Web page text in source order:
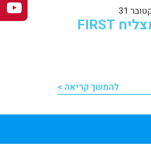
זאב מצליח FIRST
להמשך קריאה >